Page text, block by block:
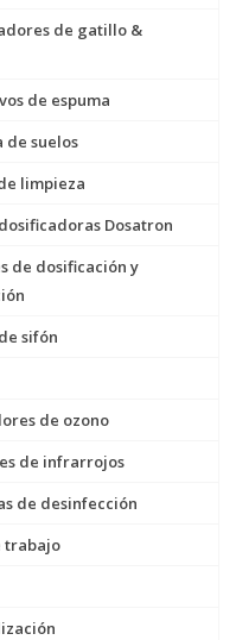
de gatillo &
de espuma
de suelos
limpieza
Dosatron
de dosificación y
sifón
de ozono
de infrarrojos
de desinfección
trabajo